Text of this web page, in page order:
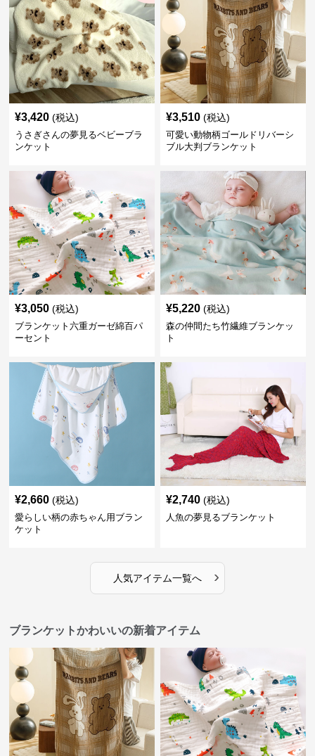
¥3,420 (税込)
うさぎさんの夢見るベビーブラ
ンケット
¥3,510 (税込)
可愛い動物柄ゴールドリバーシ
ブル大判ブランケット
¥3,050 (税込)
ブランケット六重ガーゼ綿百パ
ーセント
¥5,220 (税込)
森の仲間たち竹繊維ブランケッ
ト
¥2,660 (税込)
愛らしい柄の赤ちゃん用ブラン
ケット
¥2,740 (税込)
人魚の夢見るブランケット
人気アイテム一覧へ ›
ブランケットかわいいの新着アイテム